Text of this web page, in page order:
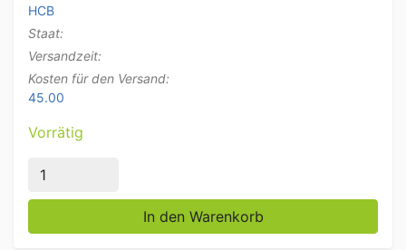
HCB
Staat:
Versandzeit:
Kosten für den Versand:
45.00
Vorrätig
Mobiler Arbeitstisch auf Rädern aus Edelstahl 150 x
In den Warenkorb